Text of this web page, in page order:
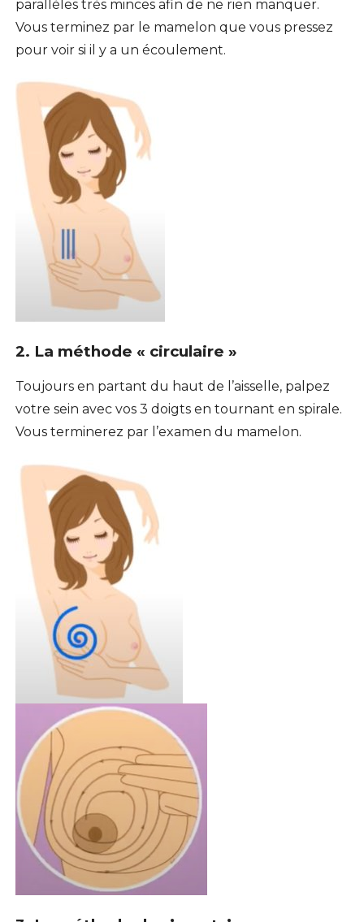
parallèles très minces afin de ne rien manquer.
Vous terminez par le mamelon que vous pressez
pour voir si il y a un écoulement.
2. La méthode « circulaire »
Toujours en partant du haut de l’aisselle, palpez
votre sein avec vos 3 doigts en tournant en spirale.
Vous terminerez par l’examen du mamelon.